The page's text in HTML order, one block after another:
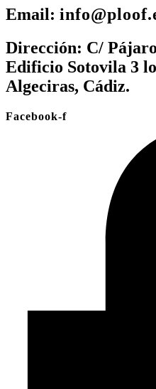
Email:
Dirección: C/
Edificio Sotovila 3
Algeciras, Cádiz.
Facebook-f